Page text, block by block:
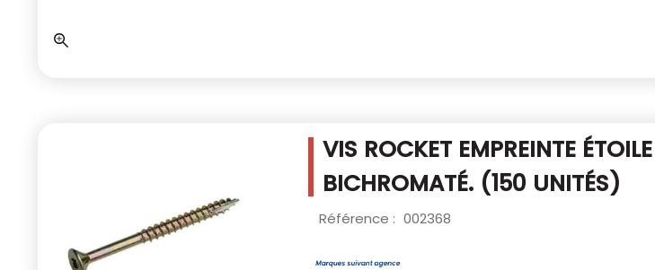
VIS ROCKET EMPREINTE
BICHROMATÉ. (150 UNITÉS)
Référence : 002368